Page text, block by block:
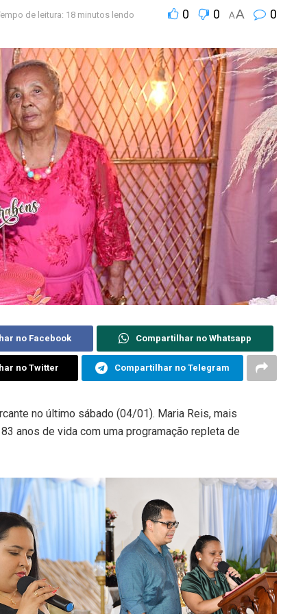
de leitura: 18 minutos lendo 0 0 AA 0
no Facebook Compartilhar no Whatsapp
no Twitter Compartilhar no Telegram
no último sábado (04/01). Maria Reis, mais
anos de vida com uma programação repleta de